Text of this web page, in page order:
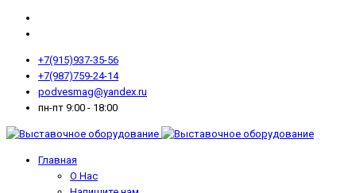
+7(915)937-35-56
+7(987)759-24-14
podvesmag@yandex.ru
пн-пт 9:00 - 18:00
Главная
О Нас